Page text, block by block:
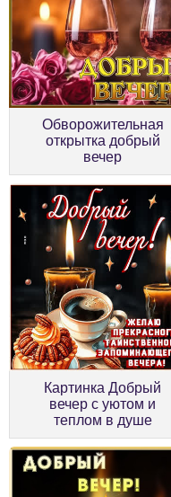
Обворожительная
открытка добрый
вечер
Картинка Добрый
вечер с уютом и
теплом в душе